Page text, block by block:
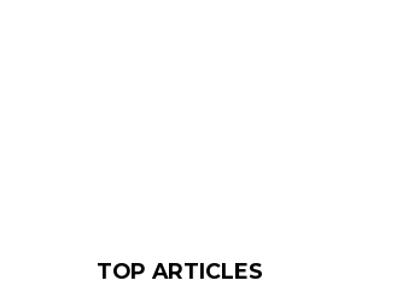
TOP ARTICLES